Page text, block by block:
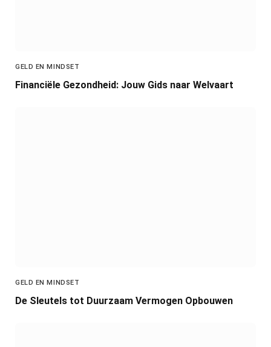
GELD EN MINDSET
Financiële Gezondheid: Jouw Gids naar Welvaart
GELD EN MINDSET
De Sleutels tot Duurzaam Vermogen Opbouwen